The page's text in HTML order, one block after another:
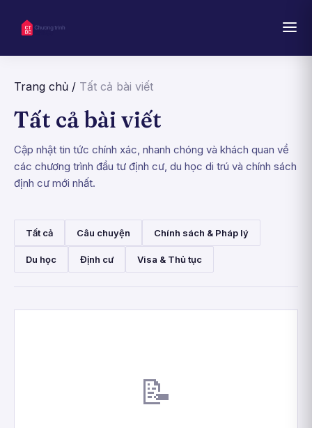
Trang chủ / Tất cả bài viết
Tất cả bài viết
Cập nhật tin tức chính xác, nhanh chóng và khách quan về
các chương trình đầu tư định cư, du học di trú và chính sách
định cư mới nhất.
Tất cả Câu chuyện Chính sách & Pháp lý
Du học Định cư Visa & Thủ tục
📝